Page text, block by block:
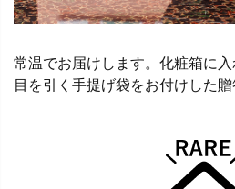
常温でお届けします。化粧箱に
目を引く手提げ袋をお付けした贈